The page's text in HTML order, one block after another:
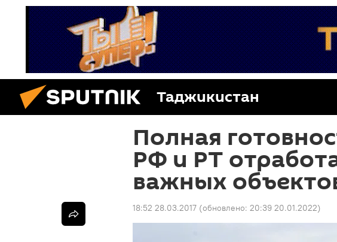
Таджикистан
Полная
РФ и РТ
важных
18:52 28.03.2017 (обновлено: 20:39 20.01.2022)